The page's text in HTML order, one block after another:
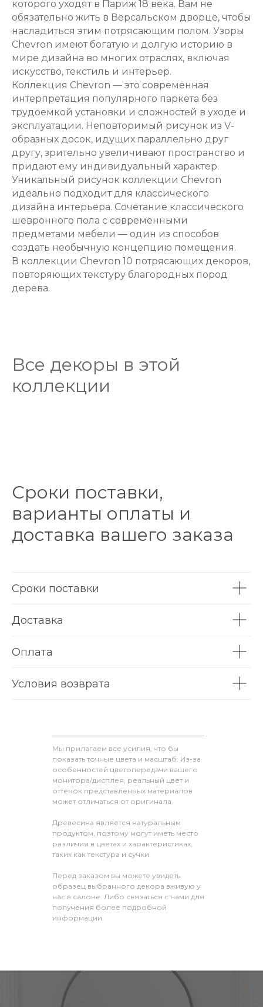
которого уходят в Париж 18 века. Вам не
обязательно жить в Версальском дворце, чтобы
насладиться этим потрясающим полом. Узоры
Chevron имеют богатую и долгую историю в
мире дизайна во многих отраслях, включая
искусство, текстиль и интерьер.
Коллекция Chevron — это современная
интерпретация популярного паркета без
трудоемкой установки и сложностей в уходе и
эксплуатации. Неповторимый рисунок из V-
образных досок, идущих параллельно друг
другу, зрительно увеличивают пространство и
придают ему индивидуальный характер.
Уникальный рисунок коллекции Chevron
идеально подходит для классического
дизайна интерьера. Сочетание классического
шевронного пола с современными
предметами мебели — один из способов
создать необычную концепцию помещения.
В коллекции Chevron 10 потрясающих декоров,
повторяющих текстуру благородных пород
дерева.
Все декоры в этой
коллекции
Сроки поставки,
варианты оплаты и
доставка вашего заказа
Сроки поставки
Доставка
Оплата
Условия возврата
Мы прилагаем все усилия, что бы
показать точные цвета и масштаб. Из-за
особенностей цветопередачи вашего
монитора/дисплея, реальный цвет и
оттенок представленных материалов
может отличаться от оригинала.
Древесина является натуральным
продуктом, поэтому могут иметь место
различия в цветах и характеристиках,
таких как текстура и сучки.
Перед заказом вы можете увидеть
образец выбранного декора вживую у
нас в салоне. Либо связаться с нами для
получения более подробной
информации.